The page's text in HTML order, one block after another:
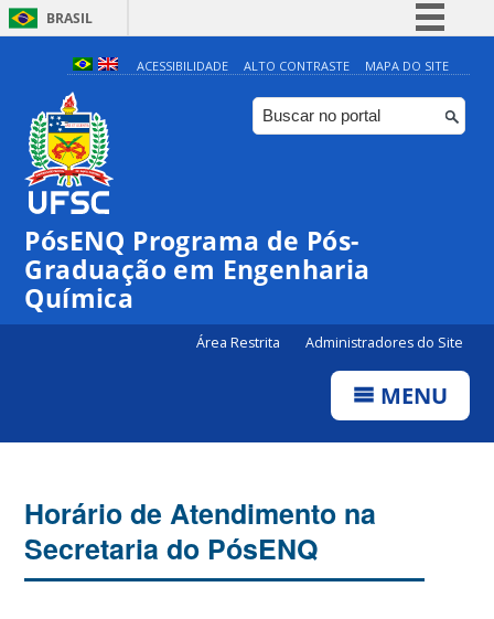
BRASIL
Simplifique!
Comunica BR
Participe
Canais
ACESSIBILIDADE ALTO CONTRASTE MAPA DO SITE
PósENQ Programa de Pós-
Graduação em Engenharia
Química
Área Restrita Administradores do Site
MENU
Horário de Atendimento na
Secretaria do PósENQ